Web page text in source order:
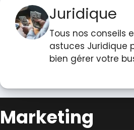
Juridique
Tous nos conseils
astuces Juridique
bien gérer votre
Marketing